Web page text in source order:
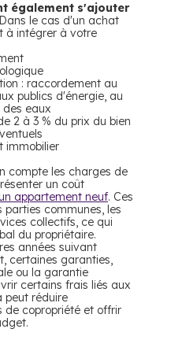
également s'ajouter
le cas d'un achat
à intégrer à votre
: raccordement au
publics d'énergie, au
eaux
2 à 3 % du prix du bien
immobilier
compte les charges de
un coût
appartement neuf. Ces
parties communes, les
collectifs, ce qui
du propriétaire.
années suivant
certaines garanties,
ou la garantie
certains frais liés aux
peut réduire
de copropriété et offrir